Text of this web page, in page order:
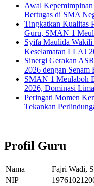
Awal
Bertugas di SMA
Tingkatkan Kualitas
Guru, SMAN 1
Syifa Maulida Wakili
Keselamatan LLAJ
Sinergi Gerakan
2026 dengan Senam
SMAN 1 Meulaboh
2026, Dominasi
Peringati Momen
Tekankan
Profil Guru
Nama
Fajri Wadi,
NIP